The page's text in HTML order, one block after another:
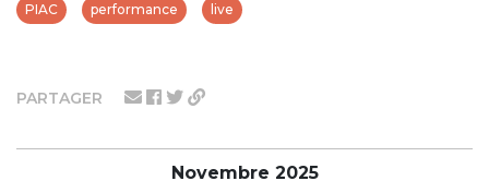
PARTAGER
Novembre 2025
PIAC performance live